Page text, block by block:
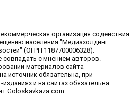
организация содействия
населения "Медиахолдинг
(ОГРН 1187700006328).
с мнением авторов.
материалов сайта
источник обязательна, при
и на сайтах обязательна
Goloskavkaza.com.